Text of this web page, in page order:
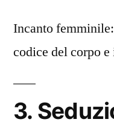
Incanto
codice del corpo
3.